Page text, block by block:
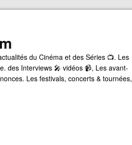
du Cinéma et des Séries 📺. Les
des Interviews 🎤 vidéos 📹, Les avant-
Les festivals, concerts & tournées,